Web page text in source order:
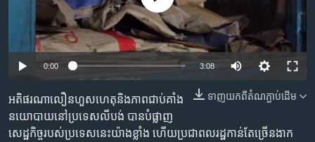
និង​
កាន់​
ទំព័រ​
ស្វែង​
Khmer English
បណ្តាញ​សង្គម
ភាសា
0:00 3:08
ទាញ​យក​ពី​តំណភ្ជាប់​ដើម
អតិផរណាលឿនហួសហេតុនិងភាពជាប់គាំង
នយោបាយនៅប្រទេសលីបង់ បានបំផ្លាញ
សេដ្ឋកិច្ចរបស់ប្រទេសនេះយ៉ាងខ្លាំង ហើយប្រជាពលរដ្ឋកាន់តែច្រើនងាក